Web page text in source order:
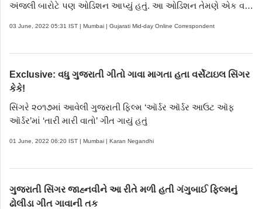
અંજલી બારોટે પણ ઓડિશન આપ્યું હતું. આ ઓડિશન તેમણે એક વર્ષ
03 June, 2022 05:31 IST | Mumbai | Gujarati Mid-day Online Correspondent
Exclusive: વધુ ગુજરાતી ગીતો ગાવા માગતા હતા વર્સેટાઇલ સિંગર
કેકે!
સિંગરે ૨૦૧૭માં આવેલી ગુજરાતી ફિલ્મ ‘ઑર્ડર ઑર્ડર આઉટ ઑફ
ઑર્ડર’માં ‘તારી મારી વાતો’ ગીત ગાયું હતું
01 June, 2022 06:20 IST | Mumbai | Karan Negandhi
ગુજરાતી સિંગર જાહ્નવીને આ રીતે મળી હતી ગંગુબાઈ ફિલ્મનું
ઢોલીડા ગીત ગાવાની તક